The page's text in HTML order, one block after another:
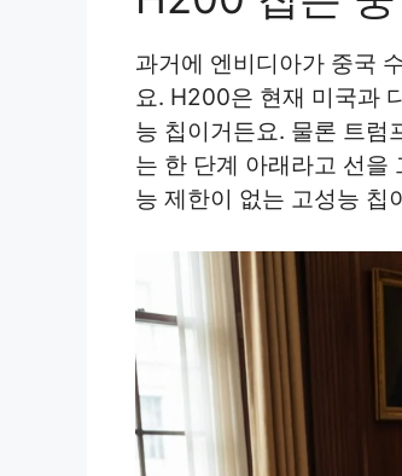
과거에 엔비디아가 중국
요. H200은 현재 미국과
능 칩이거든요. 물론 트럼
는 한 단계 아래라고 선을
능 제한이 없는 고성능 칩